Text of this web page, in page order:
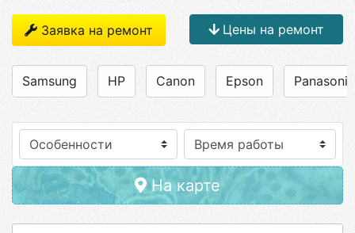
Заявка на ремонт Цены на ремонт
Samsung HP Canon Epson Panasonic
Особенности
На карте